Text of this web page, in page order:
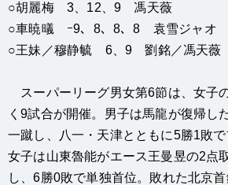
○胡麗梅 3、12、9 馮天薇
○車暁㬢 ｰ9、8、8、8 袁雪ジャオ
○王妹／穆静毓 6、9 劉銘／馮天薇
スーパーリーグ男女第6節は、女子
く9試合が開催。男子は馬龍が復帰し
一蹴し、八一・天津とともに5勝1敗で
女子は山東魯能がエース王曼昱の2点
し、6勝0敗で単独首位。敗れた北京